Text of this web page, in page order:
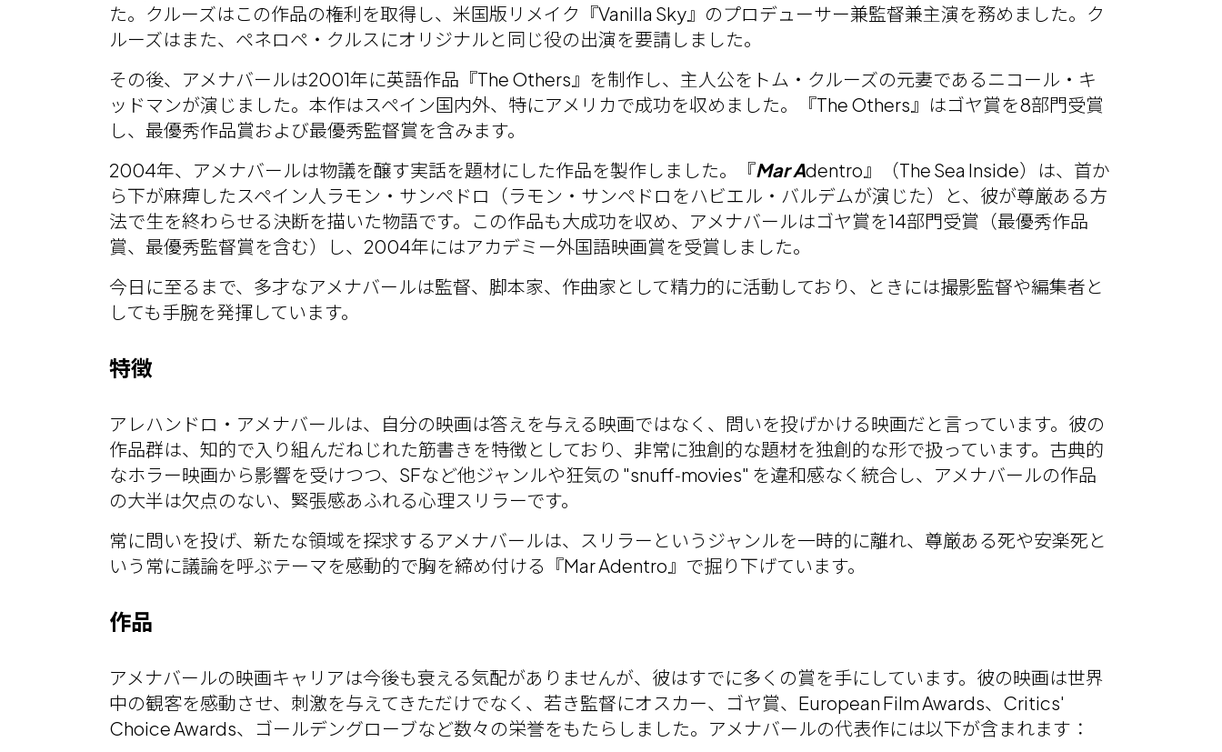
た。クルーズはこの作品の権利を取得し、米国版リメイク『Vanilla Sky』のプロデューサー兼監督兼主演を務めました。ク
ルーズはまた、ペネロペ・クルスにオリジナルと同じ役の出演を要請しました。
その後、アメナバールは2001年に英語作品『The Others』を制作し、主人公をトム・クルーズの元妻であるニコール・キ
ッドマンが演じました。本作はスペイン国内外、特にアメリカで成功を収めました。『The Others』はゴヤ賞を8部門受賞
し、最優秀作品賞および最優秀監督賞を含みます。
2004年、アメナバールは物議を醸す実話を題材にした作品を製作しました。『Mar Adentro』（The Sea Inside）は、首か
ら下が麻痺したスペイン人ラモン・サンペドロ（ラモン・サンペドロをハビエル・バルデムが演じた）と、彼が尊厳ある方
法で生を終わらせる決断を描いた物語です。この作品も大成功を収め、アメナバールはゴヤ賞を14部門受賞（最優秀作品
賞、最優秀監督賞を含む）し、2004年にはアカデミー外国語映画賞を受賞しました。
今日に至るまで、多才なアメナバールは監督、脚本家、作曲家として精力的に活動しており、ときには撮影監督や編集者と
しても手腕を発揮しています。
特徴
アレハンドロ・アメナバールは、自分の映画は答えを与える映画ではなく、問いを投げかける映画だと言っています。彼の
作品群は、知的で入り組んだねじれた筋書きを特徴としており、非常に独創的な題材を独創的な形で扱っています。古典的
なホラー映画から影響を受けつつ、SFなど他ジャンルや狂気の "snuff‑movies" を違和感なく統合し、アメナバールの作品
の大半は欠点のない、緊張感あふれる心理スリラーです。
常に問いを投げ、新たな領域を探求するアメナバールは、スリラーというジャンルを一時的に離れ、尊厳ある死や安楽死と
いう常に議論を呼ぶテーマを感動的で胸を締め付ける『Mar Adentro』で掘り下げています。
作品
アメナバールの映画キャリアは今後も衰える気配がありませんが、彼はすでに多くの賞を手にしています。彼の映画は世界
中の観客を感動させ、刺激を与えてきただけでなく、若き監督にオスカー、ゴヤ賞、European Film Awards、Critics'
Choice Awards、ゴールデングローブなど数々の栄誉をもたらしました。アメナバールの代表作には以下が含まれます：